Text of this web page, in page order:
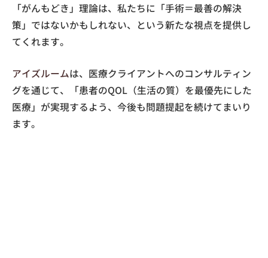
「がんもどき」理論は、私たちに「手術＝最善の解決
策」ではないかもしれない、という新たな視点を提供し
てくれます。
アイズルームは、医療クライアントへのコンサルティン
グを通じて、「患者のQOL（生活の質）を最優先にした
医療」が実現するよう、今後も問題提起を続けてまいり
ます。